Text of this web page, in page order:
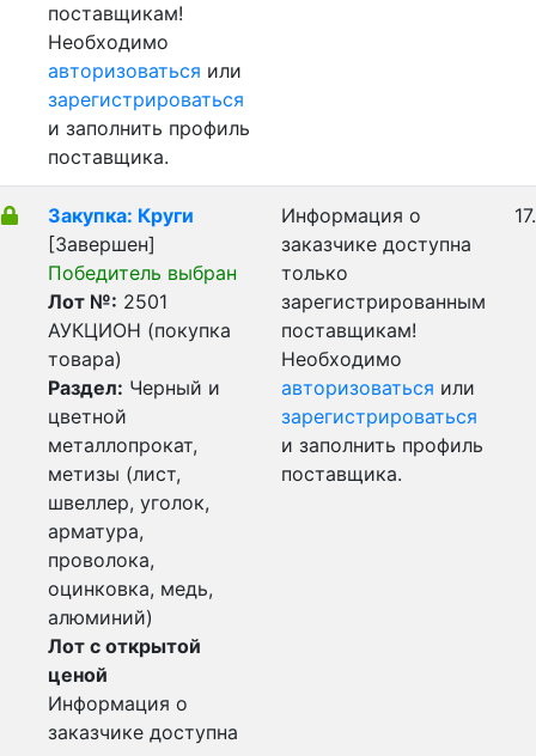
поставщикам!
Необходимо
авторизоваться или
зарегистрироваться
и заполнить профиль
поставщика.
Закупка: Круги
[Завершен]
Победитель выбран
Лот №: 2501
АУКЦИОН (покупка
товара)
Раздел: Черный и
цветной
металлопрокат,
метизы (лист,
швеллер, уголок,
арматура,
проволока,
оцинковка, медь,
алюминий)
Лот с открытой
ценой
Информация о
заказчике доступна
Информация о
заказчике доступна
только
зарегистрированным
поставщикам!
Необходимо
авторизоваться или
зарегистрироваться
и заполнить профиль
поставщика.